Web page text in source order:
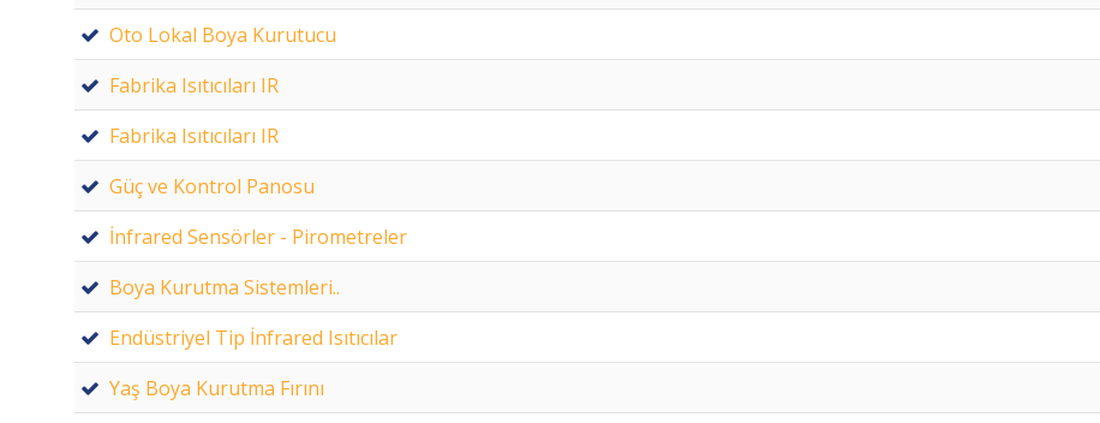
Oto Lokal Boya Kurutucu
Fabrika Isıtıcıları IR
Fabrika Isıtıcıları IR
Güç ve Kontrol Panosu
İnfrared Sensörler - Pirometreler
Boya Kurutma Sistemleri..
Endüstriyel Tip İnfrared Isıtıcılar
Yaş Boya Kurutma Fırını